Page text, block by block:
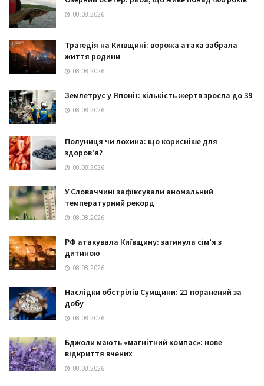
08.08.2026
Трагедія на Київщині: ворожа атака забрала
життя родини
08.08.2026
Землетрус у Японії: кількість жертв зросла до 39
08.08.2026
Полуниця чи лохина: що корисніше для
здоров’я?
08.08.2026
У Словаччині зафіксували аномальний
температурний рекорд
08.08.2026
РФ атакувала Київщину: загинула сім’я з
дитиною
08.08.2026
Наслідки обстрілів Сумщини: 21 поранений за
добу
08.08.2026
Бджоли мають «магнітний компас»: нове
відкриття вчених
08.08.2026